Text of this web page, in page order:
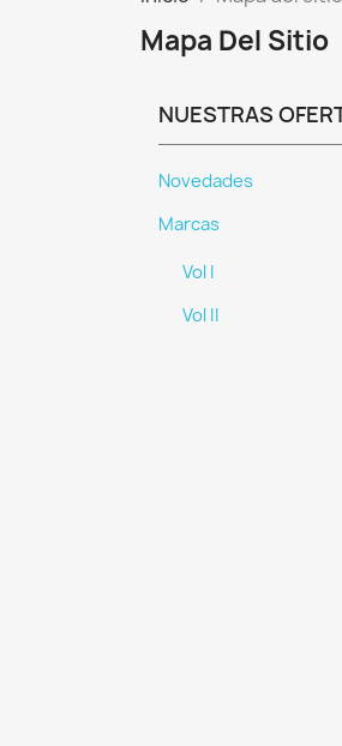
Mapa Del Sitio
NUESTRAS
Novedades
Marcas
Vol I
Vol II